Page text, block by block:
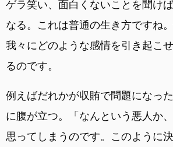
ゲラ笑い、面白くないことを聞け
なる。これは普通の生き方ですね
我々にどのような感情を引き起こ
るのです。
例えばだれかが収賄で問題になっ
に腹が立つ。「なんという悪人か
思ってしまうのです。このように